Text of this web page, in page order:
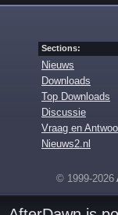
Sections:
Nieuws
Downloads
Top Downloads
Discussie
Vraag en
Nieuws2.nl
© 1999-2026